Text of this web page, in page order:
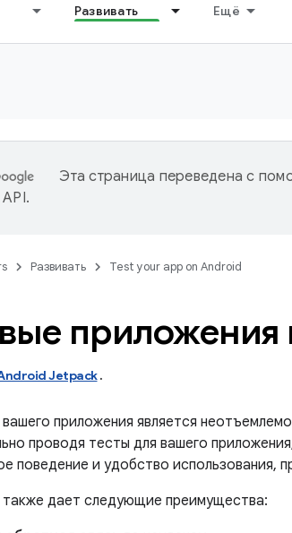
Развивать Ещё
Эта страница переведена с
.
Развивать Test your app on Android
Jetpack.
приложения является
проводя тесты для вашего
поведение и удобство использования,
также дает следующие преимущества: